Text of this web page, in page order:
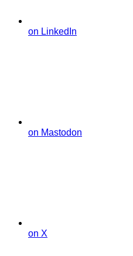
on LinkedIn
on Mastodon
on X